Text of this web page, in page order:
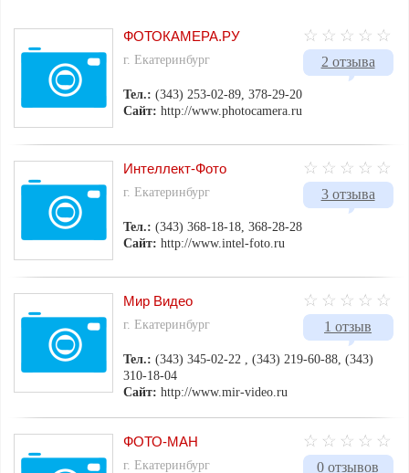
2 отзыва
ФОТОКАМЕРА.РУ
г. Екатеринбург
Тел.:(343) 253-02-89, 378-29-20
Сайт: http://www.photocamera.ru
3 отзыва
Интеллект-Фото
г. Екатеринбург
Тел.:(343) 368-18-18, 368-28-28
Сайт: http://www.intel-foto.ru
1 отзыв
Мир Видео
г. Екатеринбург
Тел.:(343) 345-02-22 , (343) 219-60-88, (343)
310-18-04
Сайт: http://www.mir-video.ru
0 отзывов
ФОТО-МАН
г. Екатеринбург